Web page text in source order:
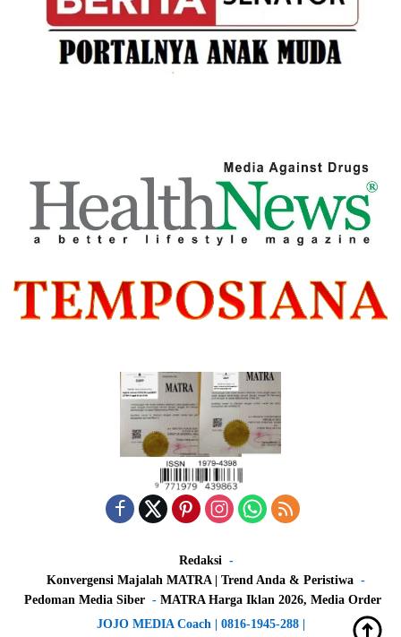
Redaksi
Konvergensi Majalah MATRA | Trend Anda & Peristiwa
Pedoman Media Siber
MATRA Harga Iklan 2026, Media Order
JOJO MEDIA Coach | 0816-1945-288 |